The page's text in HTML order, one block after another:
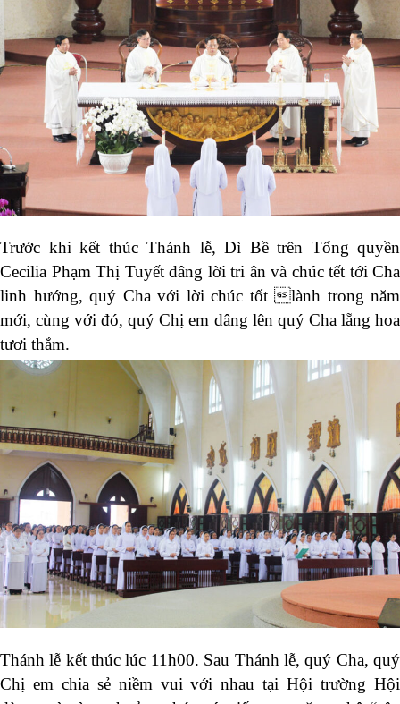
Trước khi kết thúc Thánh lễ, Dì Bề trên Tổng quyền
Cecilia Phạm Thị Tuyết dâng lời tri ân và chúc tết tới Cha
linh hướng, quý Cha với lời chúc tốt lành trong năm
mới, cùng với đó, quý Chị em dâng lên quý Cha lẵng hoa
tươi thắm.
Thánh lễ kết thúc lúc 11h00. Sau Thánh lễ, quý Cha, quý
Chị em chia sẻ niềm vui với nhau tại Hội trường Hội